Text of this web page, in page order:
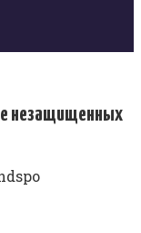
незащищенных